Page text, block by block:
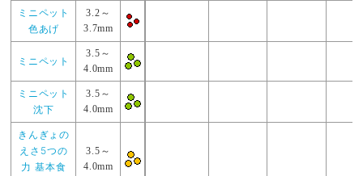
ミニペット
色あげ
3.2～
3.7mm
ミニペット
3.5～
4.0mm
ミニペット
沈下
3.5～
4.0mm
きんぎょの
えさ5つの
力 基本食
3.5～
4.0mm